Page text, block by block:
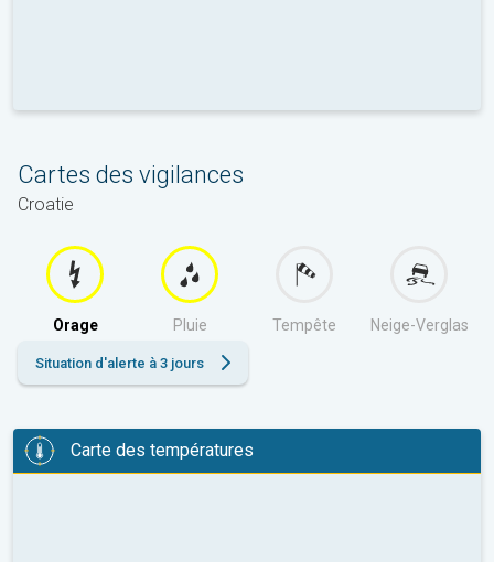
Cartes des vigilances
Croatie
Orage Pluie Tempête Neige-Verglas
Situation d'alerte à 3 jours
Carte des températures